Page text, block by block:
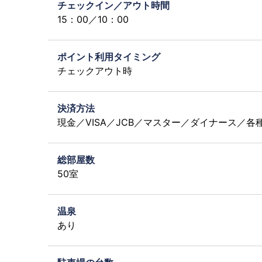
チェックイン／アウト時間
15：00／10：00
ポイント利用タイミング
チェックアウト時
決済方法
現金／VISA／JCB／マスター／ダイナース／各
総部屋数
50室
温泉
あり